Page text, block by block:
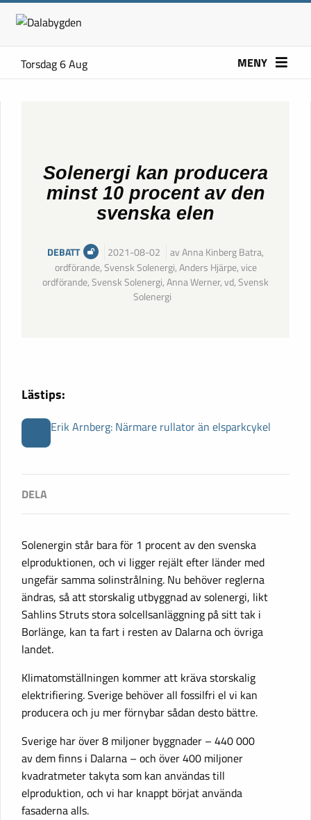
Torsdag 6 Aug MENY
Solenergi kan producera
minst 10 procent av den
svenska elen
DEBATT 2021-08-02
av Anna Kinberg Batra,
ordförande, Svensk Solenergi, Anders Hjärpe, vice
ordförande, Svensk Solenergi, Anna Werner, vd, Svensk
Solenergi
Lästips:
Erik Arnberg: Närmare rullator än elsparkcykel
Solenergin står bara för 1 procent av den svenska
elproduktionen, och vi ligger rejält efter länder med
ungefär samma solinstrålning. Nu behöver reglerna
ändras, så att storskalig utbyggnad av solenergi, likt
Sahlins Struts stora solcellsanläggning på sitt tak i
Borlänge, kan ta fart i resten av Dalarna och övriga
landet.
Klimatomställningen kommer att kräva storskalig
elektrifiering. Sverige behöver all fossilfri el vi kan
producera och ju mer förnybar sådan desto bättre.
Sverige har över 8 miljoner byggnader – 440 000
av dem finns i Dalarna – och över 400 miljoner
kvadratmeter takyta som kan användas till
elproduktion, och vi har knappt börjat använda
fasaderna alls.